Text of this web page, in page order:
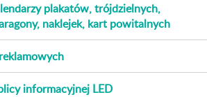
plakatów, trójdzielnych,
naklejek, kart powitalnych
informacyjnej LED